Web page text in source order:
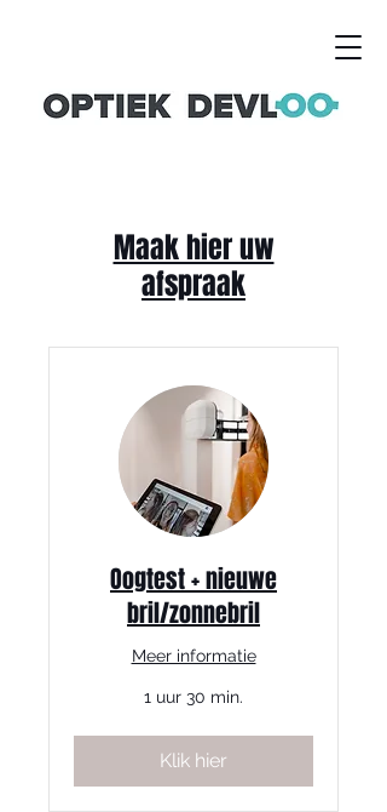
Maak hier uw
afspraak
Oogtest + nieuwe
bril/zonnebril
Meer informatie
1 uur 30 min.
Klik hier